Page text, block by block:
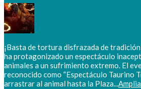
¡Basta de tortura disfrazada de
ha protagonizado un espectáculo
animales a un sufrimiento extremo. El
reconocido como “Espectáculo Taurino
arrastrar al animal hasta la Plaza...